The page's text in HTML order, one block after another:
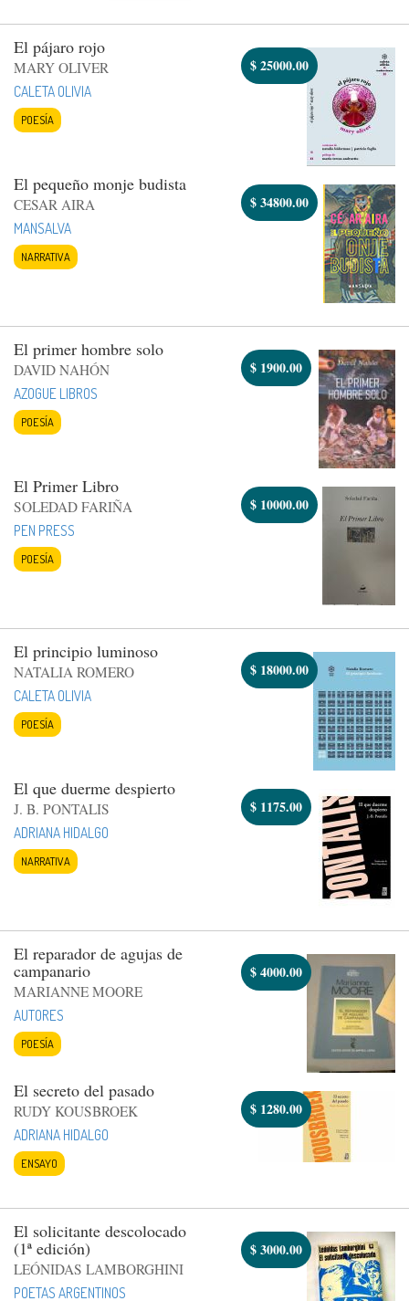
El pájaro rojo
MARY OLIVER
CALETA OLIVIA
POESÍA
$25000.00
El pequeño monje budista
CESAR AIRA
MANSALVA
NARRATIVA
$34800.00
El primer hombre solo
DAVID NAHÓN
AZOGUE LIBROS
POESÍA
$ 1900.00
El Primer Libro
SOLEDAD FARIÑA
PEN PRESS
POESÍA
$ 10000.00
El principio luminoso
NATALIA ROMERO
CALETA OLIVIA
POESÍA
$ 18000.00
El que duerme despierto
J. B. PONTALIS
ADRIANA HIDALGO
NARRATIVA
$ 1175.00
El reparador de agujas de
campanario
MARIANNE MOORE
AUTORES
POESÍA
$4000.00
El secreto del pasado
RUDY KOUSBROEK
ADRIANA HIDALGO
ENSAYO
$ 1280.00
El solicitante descolocado
(1ª edición)
LEÓNIDAS LAMBORGHINI
POETAS ARGENTINOS
$3000.00